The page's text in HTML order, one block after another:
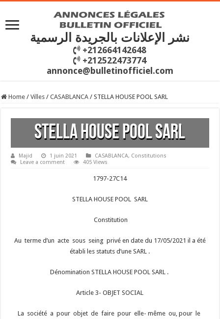
نشر الإعلانات بالجريدة الرسمية
+212664142648
+212522473774
annonce@bulletinofficiel.com
Home / Villes / CASABLANCA / STELLA HOUSE POOL SARL
STELLA HOUSE POOL SARL
Majid 1 juin 2021 CASABLANCA, Constitutions
Leave a comment
405 Views
1797-27C14
STELLA HOUSE POOL SARL
Constitution
Au terme d’un acte sous seing privé en date du 17/05/2021 il a été
établi les statuts d’une SARL .
Dénomination STELLA HOUSE POOL SARL .
Article 3- OBJET SOCIAL
La société a pour objet de faire pour elle- même ou, pour le